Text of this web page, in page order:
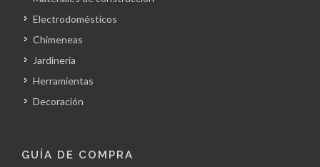
Electrodomésticos
Chimeneas
Jardinería
Herramientas
Decoración
GUÍA DE COMPRA